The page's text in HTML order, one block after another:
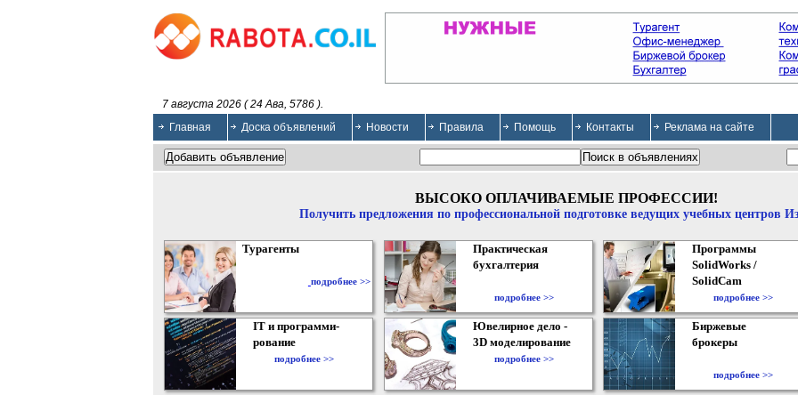
7 августа 2026 ( 24 Ава, 5786 ).
Главная
Доска объявлений Новости Правила Помощь Контакты Реклама на сайте
ВЫСОКО ОПЛАЧИВАЕМЫЕ ПРОФЕССИИ!
Получить предложения по профессиональной подготовке ведущих учебных центров
Турагенты
подробнее >>
Практическая
бухгалтерия
подробнее >>
Программы
SolidWorks /
SolidCam
подробнее >>
IT и программи-
рование
подробнее >>
Ювелирное дело -
3D моделирование
подробнее >>
Биржевые
брокеры
подробнее >>